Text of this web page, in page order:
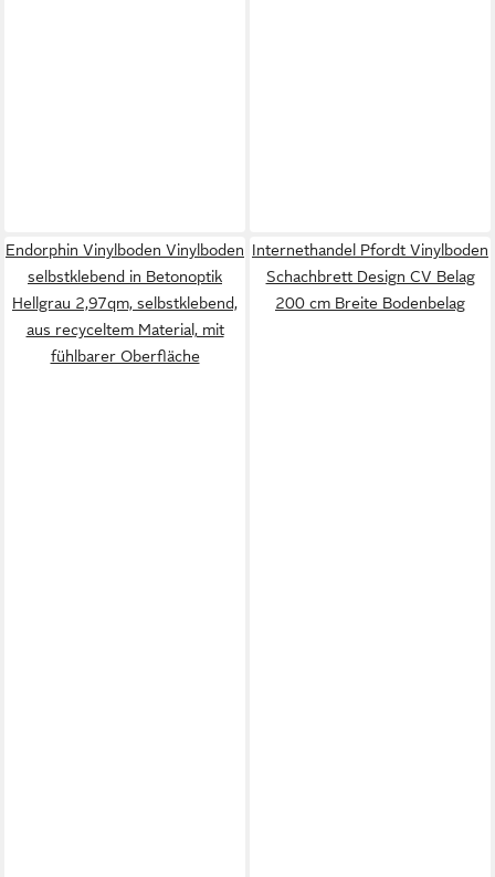
Endorphin Vinylboden Vinylboden
selbstklebend in Betonoptik
Hellgrau 2,97qm, selbstklebend,
aus recyceltem Material, mit
fühlbarer Oberfläche
Internethandel Pfordt Vinylboden
Schachbrett Design CV Belag
200 cm Breite Bodenbelag